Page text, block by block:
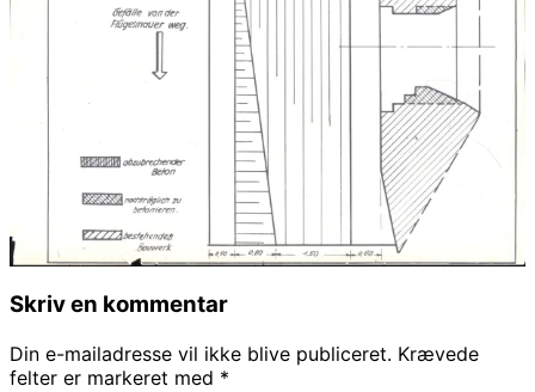
Skriv en kommentar
Din e-mailadresse vil ikke blive publiceret. Krævede
felter er markeret med *